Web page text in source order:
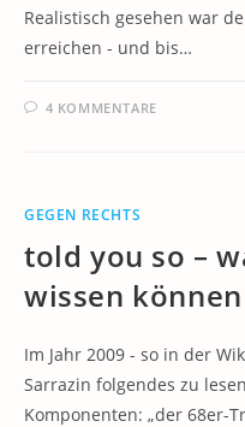
Realistisch gesehen war
erreichen - und bis…
4 KOMMENTARE
GEGEN RECHTS
told you so –
wissen können
Im Jahr 2009 - so in der
Sarrazin folgendes zu
Komponenten: „der 68er-